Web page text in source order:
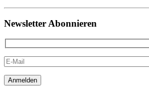
Newsletter Abonnieren